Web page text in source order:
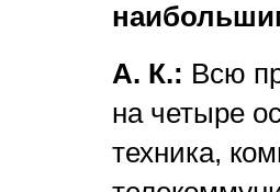
А. К.: Всю
на четыре
техника,